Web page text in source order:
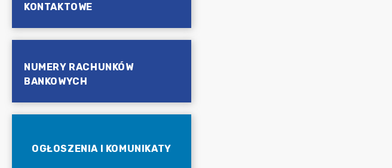
KONTAKTOWE
NUMERY RACHUNKÓW
BANKOWYCH
OGŁOSZENIA I KOMUNIKATY